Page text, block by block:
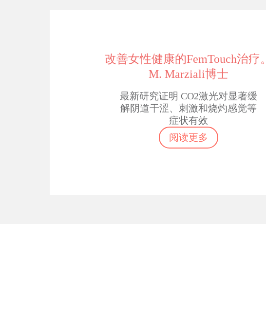
改善女性健康的FemTouch治疗。
M. Marziali博士
最新研究证明 CO2激光对显著缓
解阴道干涩、刺激和烧灼感觉等
症状有效
阅读更多